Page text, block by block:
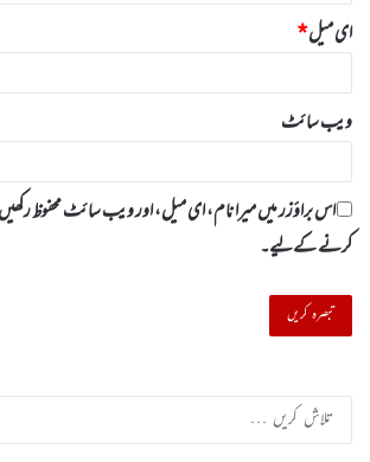
ای میل*
ویب‌ سائٹ
اس براؤزر میں میرا نام، ای میل، اور ویب سائٹ محفوظ
کرنے کےلیے۔